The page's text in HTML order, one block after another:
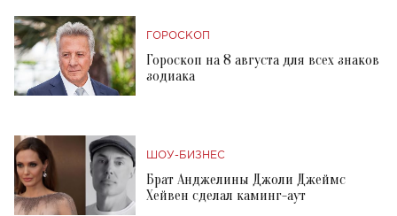
ГОРОСКОП
Гороскоп на 8 августа для всех знаков
зодиака
ШОУ-БИЗНЕС
Брат Анджелины Джоли Джеймс
Хейвен сделал каминг-аут